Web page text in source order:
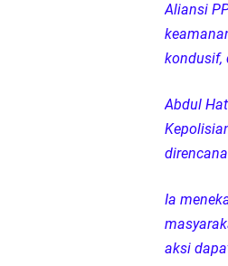
Aliansi
kondusif,
Abdul
Ia
aksi